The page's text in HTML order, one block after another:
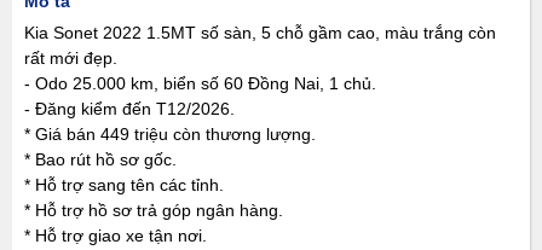
Kia Sonet 2022 1.5MT số sàn, 5 chỗ gầm cao, màu trắng còn
rất mới đẹp.
- Odo 25.000 km, biển số 60 Đồng Nai, 1 chủ.
- Đăng kiểm đến T12/2026.
* Giá bán 449 triệu còn thương lượng.
* Bao rút hồ sơ gốc.
* Hỗ trợ sang tên các tỉnh.
* Hỗ trợ hồ sơ trả góp ngân hàng.
* Hỗ trợ giao xe tận nơi.